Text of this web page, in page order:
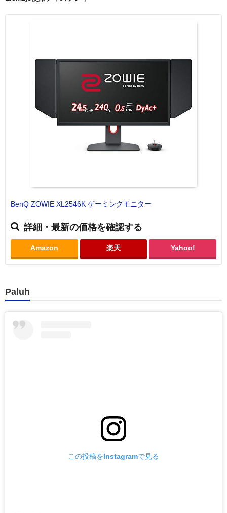
BenQ ZOWIE XL2546K ゲーミングモニター
詳細・最新の価格を確認する
Amazon 楽天 Yahoo!
Paluh
この投稿をInstagramで見る